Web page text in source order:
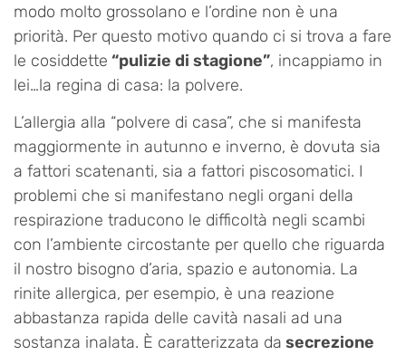
modo molto grossolano e l’ordine non è una
priorità. Per questo motivo quando ci si trova a fare
le cosiddette “pulizie di stagione”, incappiamo in
lei…la regina di casa: la polvere.
L’allergia alla “polvere di casa”, che si manifesta
maggiormente in autunno e inverno, è dovuta sia
a fattori scatenanti, sia a fattori piscosomatici. I
problemi che si manifestano negli organi della
respirazione traducono le difficoltà negli scambi
con l’ambiente circostante per quello che riguarda
il nostro bisogno d’aria, spazio e autonomia. La
rinite allergica, per esempio, è una reazione
abbastanza rapida delle cavità nasali ad una
sostanza inalata. È caratterizzata da secrezione